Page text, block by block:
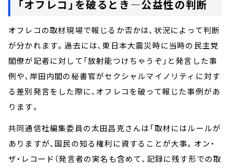
「オフレコ」を破るとき―公益性の判断
オフレコの取材現場で報じるか否かは、状況によって判断
が分かれます。過去には、東日本大震災時に当時の民主党
閣僚が記者に対して「放射能つけちゃうぞ」と発言した事
例や、岸田内閣の秘書官がセクシャルマイノリティに対す
る差別発言をした際に、オフレコを破って報じた事例があ
ります。
共同通信社編集委員の太田昌克さんは「取材にはルールが
ありますが、国民の知る権利に資することが大事。オン・
ザ・レコード（発言者の実名も含めて、記録に残す形での取